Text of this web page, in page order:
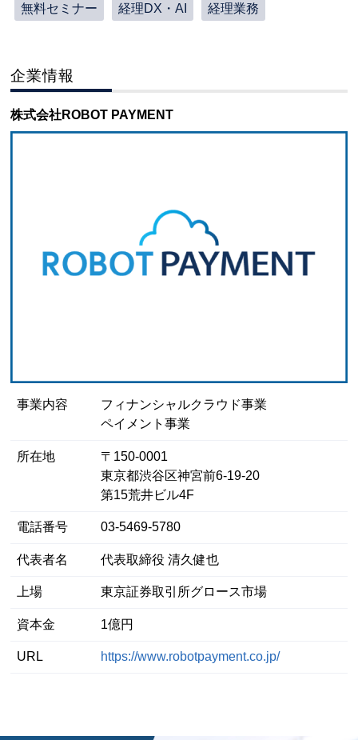
無料セミナー 経理DX・AI 経理業務
企業情報
株式会社ROBOT PAYMENT
事業内容
フィナンシャルクラウド事業
ペイメント事業
所在地
〒150-0001
東京都渋谷区神宮前6-19-20
第15荒井ビル4F
電話番号 03-5469-5780
代表者名 代表取締役 清久健也
上場 東京証券取引所グロース市場
資本金 1億円
URL https://www.robotpayment.co.jp/